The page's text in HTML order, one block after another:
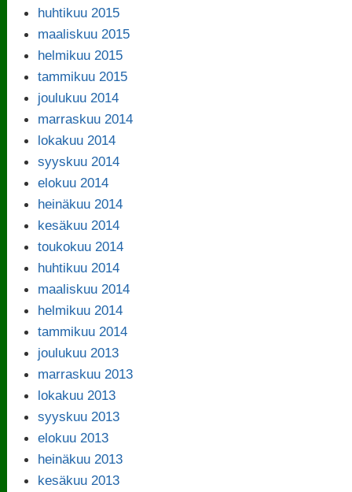
huhtikuu 2015
maaliskuu 2015
helmikuu 2015
tammikuu 2015
joulukuu 2014
marraskuu 2014
lokakuu 2014
syyskuu 2014
elokuu 2014
heinäkuu 2014
kesäkuu 2014
toukokuu 2014
huhtikuu 2014
maaliskuu 2014
helmikuu 2014
tammikuu 2014
joulukuu 2013
marraskuu 2013
lokakuu 2013
syyskuu 2013
elokuu 2013
heinäkuu 2013
kesäkuu 2013